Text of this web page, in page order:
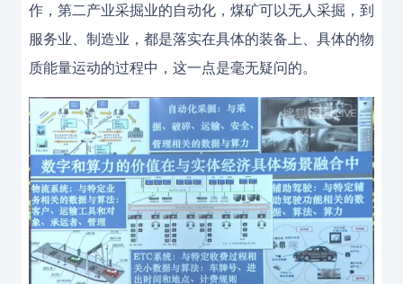
作，第二产业采掘业的自动化，煤矿可以无人采掘，到
服务业、制造业，都是落实在具体的装备上、具体的物
质能量运动的过程中，这一点是毫无疑问的。